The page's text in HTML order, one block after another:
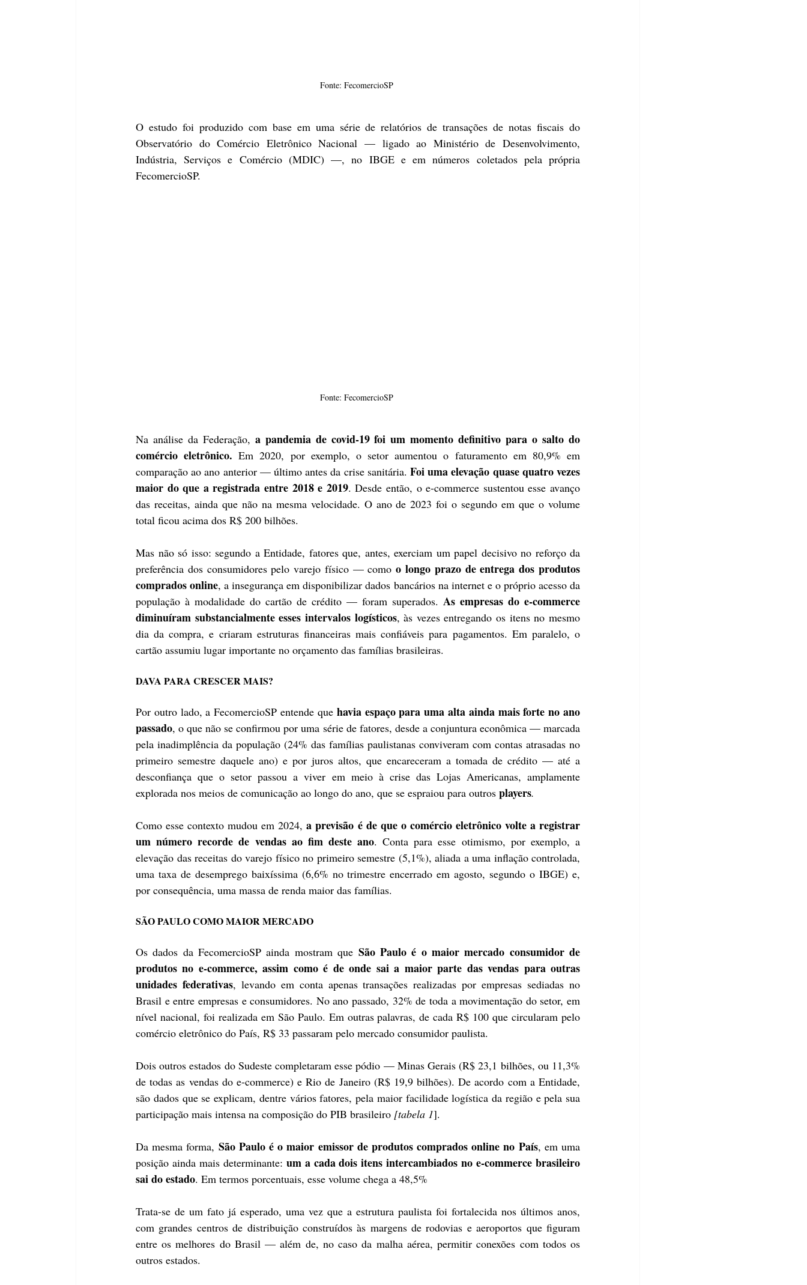
Fonte: FecomercioSP
O estudo foi produzido com base em uma série de relatórios de transações de notas fiscais do
Observatório do Comércio Eletrônico Nacional — ligado ao Ministério de Desenvolvimento,
Indústria, Serviços e Comércio (MDIC) —, no IBGE e em números coletados pela própria
FecomercioSP.
Fonte: FecomercioSP
Na análise da Federação, a pandemia de covid-19 foi um momento definitivo para o salto do
comércio eletrônico. Em 2020, por exemplo, o setor aumentou o faturamento em 80,9% em
comparação ao ano anterior — último antes da crise sanitária. Foi uma elevação quase quatro vezes
maior do que a registrada entre 2018 e 2019. Desde então, o e-commerce sustentou esse avanço
das receitas, ainda que não na mesma velocidade. O ano de 2023 foi o segundo em que o volume
total ficou acima dos R$ 200 bilhões.
Mas não só isso: segundo a Entidade, fatores que, antes, exerciam um papel decisivo no reforço da
preferência dos consumidores pelo varejo físico — como o longo prazo de entrega dos produtos
comprados online, a insegurança em disponibilizar dados bancários na internet e o próprio acesso da
população à modalidade do cartão de crédito — foram superados. As empresas do e-commerce
diminuíram substancialmente esses intervalos logísticos, às vezes entregando os itens no mesmo
dia da compra, e criaram estruturas financeiras mais confiáveis para pagamentos. Em paralelo, o
cartão assumiu lugar importante no orçamento das famílias brasileiras.
DAVA PARA CRESCER MAIS?
Por outro lado, a FecomercioSP entende que havia espaço para uma alta ainda mais forte no ano
passado, o que não se confirmou por uma série de fatores, desde a conjuntura econômica — marcada
pela inadimplência da população (24% das famílias paulistanas conviveram com contas atrasadas no
primeiro semestre daquele ano) e por juros altos, que encareceram a tomada de crédito — até a
desconfiança que o setor passou a viver em meio à crise das Lojas Americanas, amplamente
explorada nos meios de comunicação ao longo do ano, que se espraiou para outros players.
Como esse contexto mudou em 2024, a previsão é de que o comércio eletrônico volte a registrar
um número recorde de vendas ao fim deste ano. Conta para esse otimismo, por exemplo, a
elevação das receitas do varejo físico no primeiro semestre (5,1%), aliada a uma inflação controlada,
uma taxa de desemprego baixíssima (6,6% no trimestre encerrado em agosto, segundo o IBGE) e,
por consequência, uma massa de renda maior das famílias.
SÃO PAULO COMO MAIOR MERCADO
Os dados da FecomercioSP ainda mostram que São Paulo é o maior mercado consumidor de
produtos no e-commerce, assim como é de onde sai a maior parte das vendas para outras
unidades federativas, levando em conta apenas transações realizadas por empresas sediadas no
Brasil e entre empresas e consumidores. No ano passado, 32% de toda a movimentação do setor, em
nível nacional, foi realizada em São Paulo. Em outras palavras, de cada R$ 100 que circularam pelo
comércio eletrônico do País, R$ 33 passaram pelo mercado consumidor paulista.
Dois outros estados do Sudeste completaram esse pódio — Minas Gerais (R$ 23,1 bilhões, ou 11,3%
de todas as vendas do e-commerce) e Rio de Janeiro (R$ 19,9 bilhões). De acordo com a Entidade,
são dados que se explicam, dentre vários fatores, pela maior facilidade logística da região e pela sua
participação mais intensa na composição do PIB brasileiro [tabela 1].
Da mesma forma, São Paulo é o maior emissor de produtos comprados online no País, em uma
posição ainda mais determinante: um a cada dois itens intercambiados no e-commerce brasileiro
sai do estado. Em termos porcentuais, esse volume chega a 48,5%
Trata-se de um fato já esperado, uma vez que a estrutura paulista foi fortalecida nos últimos anos,
com grandes centros de distribuição construídos às margens de rodovias e aeroportos que figuram
entre os melhores do Brasil — além de, no caso da malha aérea, permitir conexões com todos os
outros estados.